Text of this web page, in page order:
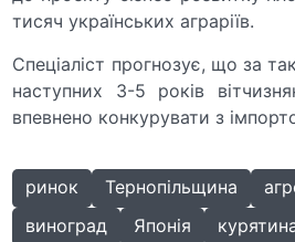
тисяч українських аграріїв.
Спеціаліст прогнозує, що за
наступних 3-5 років
впевнено конкурувати з
ринок Тернопільщина
виноград
Японія